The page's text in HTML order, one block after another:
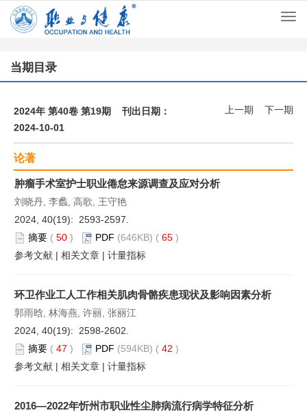
当期目录
2024年 第40卷 第19期 刊出日期：
2024-10-01
上一期 下一期
论著
肿瘤手术室护士职业倦怠来源调查及应对分析
刘晓丹, 李蠡, 高歌, 王守艳
2024, 40(19): 2593-2597.
摘要 ( 50 ) PDF (646KB) ( 65 )
参考文献 | 相关文章 | 计量指标
环卫作业工人工作相关肌肉骨骼疾患现状及影响因素分析
郭雨晗, 林海燕, 许丽, 张丽江
2024, 40(19): 2598-2602.
摘要 ( 47 ) PDF (594KB) ( 42 )
参考文献 | 相关文章 | 计量指标
2016—2022年忻州市职业性尘肺病流行病学特征分析